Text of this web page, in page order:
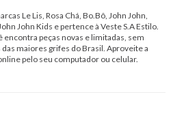
Le Lis, Rosa Chá, Bo.Bô, John John,
John Kids e pertence à Veste S.A Estilo.
encontra peças novas e limitadas, sem
maiores grifes do Brasil. Aproveite a
pelo seu computador ou celular.